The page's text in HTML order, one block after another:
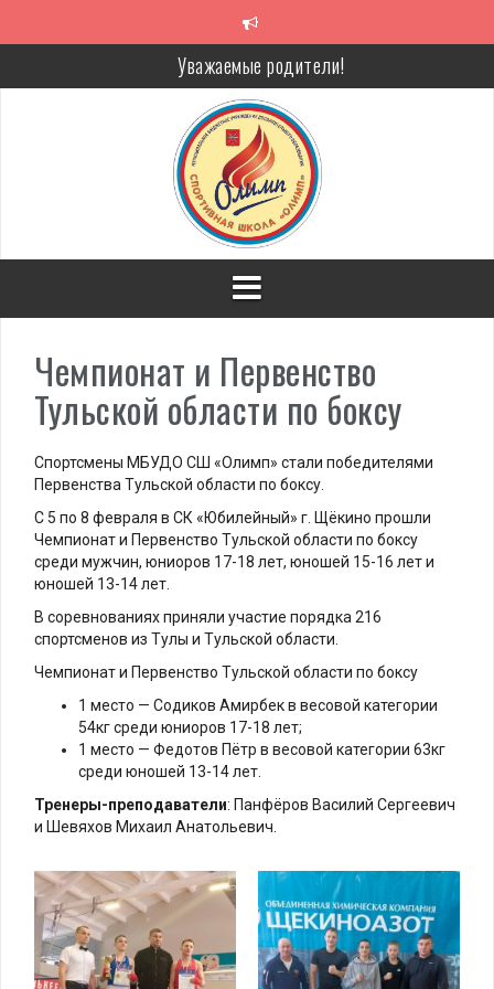
Уважаемые родители!
Алкоголь — путь в никуда
Решение спора без суда
Проголосуй за объекты благоустройства!
Чемпионат и Первенство
Тульской области по боксу
Спортсмены МБУДО СШ «Олимп» стали победителями
Первенства Тульской области по боксу.
С 5 по 8 февраля в СК «Юбилейный» г. Щёкино прошли
Чемпионат и Первенство Тульской области по боксу
среди мужчин, юниоров 17-18 лет, юношей 15-16 лет и
юношей 13-14 лет.
В соревнованиях приняли участие порядка 216
спортсменов из Тулы и Тульской области.
Чемпионат и Первенство Тульской области по боксу
1 место — Содиков Амирбек в весовой категории
54кг среди юниоров 17-18 лет;
1 место — Федотов Пётр в весовой категории 63кг
среди юношей 13-14 лет.
Тренеры-преподаватели: Панфёров Василий Сергеевич
и Шевяхов Михаил Анатольевич.